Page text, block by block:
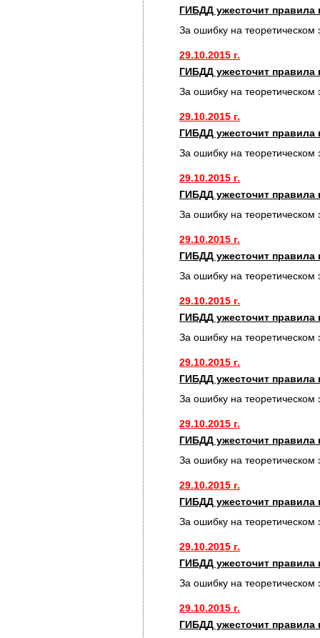
ГИБДД ужесточит правила
За ошибку на теоретическом
29.10.2015 г.
ГИБДД ужесточит правила
За ошибку на теоретическом
29.10.2015 г.
ГИБДД ужесточит правила
За ошибку на теоретическом
29.10.2015 г.
ГИБДД ужесточит правила
За ошибку на теоретическом
29.10.2015 г.
ГИБДД ужесточит правила
За ошибку на теоретическом
29.10.2015 г.
ГИБДД ужесточит правила
За ошибку на теоретическом
29.10.2015 г.
ГИБДД ужесточит правила
За ошибку на теоретическом
29.10.2015 г.
ГИБДД ужесточит правила
За ошибку на теоретическом
29.10.2015 г.
ГИБДД ужесточит правила
За ошибку на теоретическом
29.10.2015 г.
ГИБДД ужесточит правила
За ошибку на теоретическом
29.10.2015 г.
ГИБДД ужесточит правила